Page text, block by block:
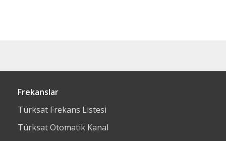
Frekanslar
Türksat Frekans Listesi
Türksat Otomatik Kanal